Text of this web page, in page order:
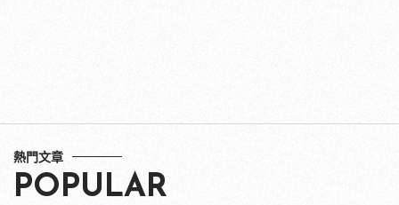
熱門文章
POPULAR